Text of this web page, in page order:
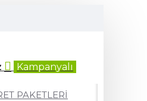
Kampanyalı
PAKETLERİ